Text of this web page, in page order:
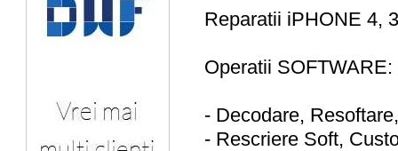
Reparatii iPHONE 4,
Operatii SOFTWARE:
- Decodare,
- Rescriere Soft,